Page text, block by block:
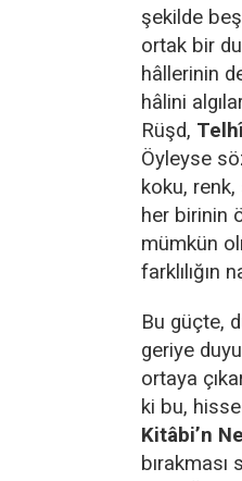
şekilde
ortak bir
hâllerinin
hâlini
Rüşd,
Öyleyse
koku,
her birinin
mümkün
farklılığın
Bu güçte,
geriye
ortaya
ki bu,
Kitâbi’n